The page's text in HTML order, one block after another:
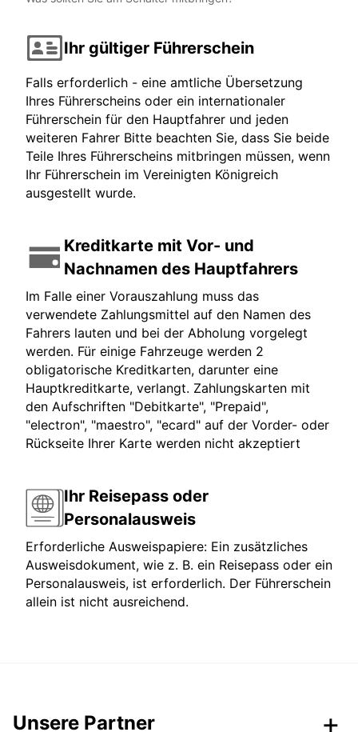
Ihr gültiger Führerschein
Falls erforderlich - eine amtliche Übersetzung
Ihres Führerscheins oder ein internationaler
Führerschein für den Hauptfahrer und jeden
weiteren Fahrer Bitte beachten Sie, dass Sie beide
Teile Ihres Führerscheins mitbringen müssen, wenn
Ihr Führerschein im Vereinigten Königreich
ausgestellt wurde.
Kreditkarte mit Vor- und
Nachnamen des Hauptfahrers
Im Falle einer Vorauszahlung muss das
verwendete Zahlungsmittel auf den Namen des
Fahrers lauten und bei der Abholung vorgelegt
werden. Für einige Fahrzeuge werden 2
obligatorische Kreditkarten, darunter eine
Hauptkreditkarte, verlangt. Zahlungskarten mit
den Aufschriften "Debitkarte", "Prepaid",
"electron", "maestro", "ecard" auf der Vorder- oder
Rückseite Ihrer Karte werden nicht akzeptiert
Ihr Reisepass oder
Personalausweis
Erforderliche Ausweispapiere: Ein zusätzliches
Ausweisdokument, wie z. B. ein Reisepass oder ein
Personalausweis, ist erforderlich. Der Führerschein
allein ist nicht ausreichend.
Unsere Partner